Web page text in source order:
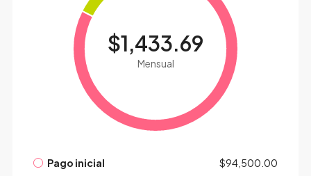
$1,433.69
Mensual
Pago inicial $94,500.00